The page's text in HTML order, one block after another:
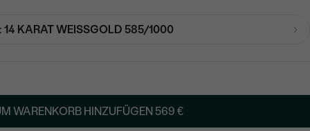
14 KARAT WEISSGOLD 585/1000
WARENKORB HINZUFÜGEN 569 €